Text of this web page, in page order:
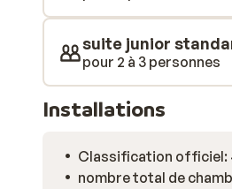
suite junior
pour 2 à 3 personnes
Installations
Classification officiel:
nombre total de